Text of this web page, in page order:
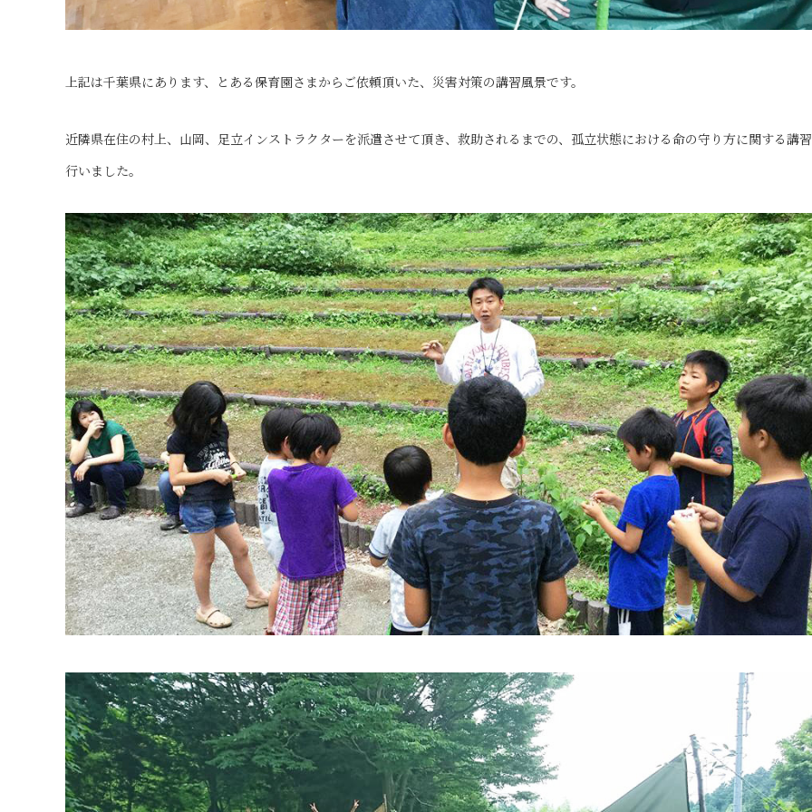
上記は千葉県にあります、とある保育園さまからご依頼頂いた、災害対策の講習風景です。
近隣県在住の村上、山岡、足立インストラクターを派遣させて頂き、救助されるまでの、孤立状態における命の守り方に関する講
行いました。